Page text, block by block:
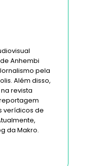
Anhembi
pela
Além disso,
revista
verídicos de
da Makro.